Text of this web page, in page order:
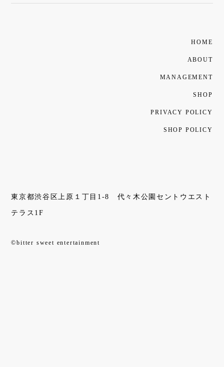
HOME
ABOUT
MANAGEMENT
SHOP
PRIVACY POLICY
SHOP POLICY
東京都渋谷区上原１丁目1-8 代々木公園セントウエスト
テラス1F
©bitter sweet entertainment